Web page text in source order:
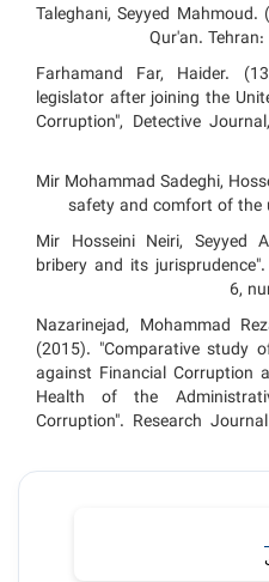
Taleghani, Seyyed
Qur'an.
Farhamand Far, Haider.
legislator after joining the
Corruption", Detective
Mir Mohammad Sadeghi,
safety and comfort of the
Mir Hosseini Neiri, Seyyed
bribery and its
6,
Nazarinejad, Mohammad
(2015). "Comparative study
against Financial Corruption
Health of the
Corruption". Research